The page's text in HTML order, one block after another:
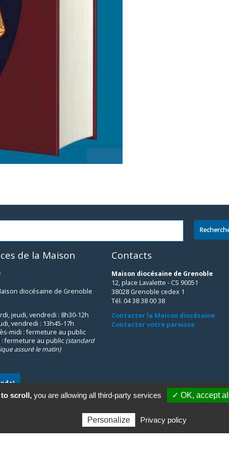
de la Maison
diocésaine de Grenoble
jeudi, vendredi : 8h30-12h
vendredi : 13h45-17h
midi : fermeture au public
fermeture au public (standard
assuré le matin)
Contacts
Maison diocésaine de Grenoble
12, place Lavalette - CS 90051
38028 Grenoble cedex 1
Tél. 04 38 38 00 38
Contacter la Maison diocésaine
Contacter votre paroisse
scroll,you are allowing all third-party services ✓ OK, accept all
Personalize Privacy policy